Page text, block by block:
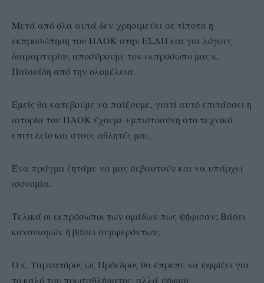
Μετά από όλα αυτά δεν χρησιμεύει σε τίποτα η
εκπροσώπηση του ΠΑΟΚ στην ΕΣΑΠ και για λόγους
διαμαρτυρίας αποσύρουμε τον εκπρόσωπο μας κ.
Παϊσιάδη από την ολομέλεια.
Εμείς θα κατεβούμε να παίξουμε, γιατί αυτό επιτάσσει η
ιστορία του ΠΑΟΚ έχουμε εμπιστοσύνη στο τεχνικό
επιτελείο και στους αθλητές μας.
Ένα πράγμα ζητάμε να μας σεβαστούν και να υπάρχει
ισονομία.
Τελικά οι εκπρόσωποι των ομάδων πως ψήφισαν; Βάσει
κανονισμών ή βάσει συμφερόντων;
Ο κ. Ταρνατόρος ως Πρόεδρος θα έπρεπε να ψηφίζει για
το καλό του πρωταθλήματος, αλλά ψήφισε